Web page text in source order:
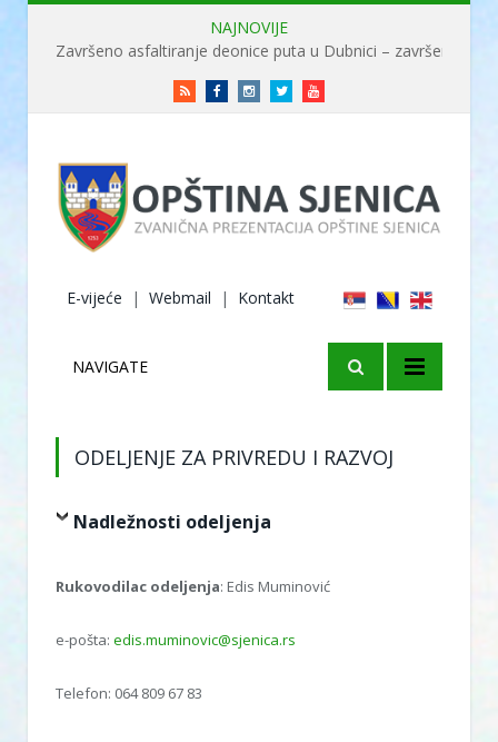
NAJNOVIJE
RSS FacebookInstagramTwitterYoutube
E-vijeće | Webmail | Kontakt
NAVIGATE
ODELJENJE ZA PRIVREDU I RAZVOJ
Nadležnosti odeljenja
Rukovodilac odeljenja: Edis Muminović
e-pošta: edis.muminovic@sjenica.rs
Telefon: 064 809 67 83